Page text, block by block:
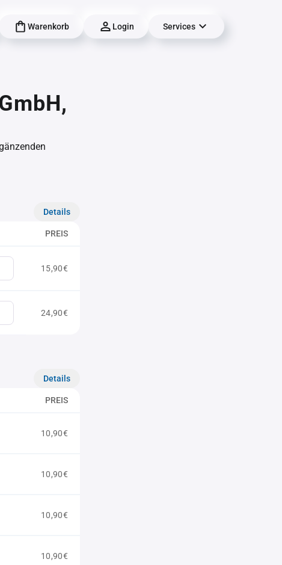
Warenkorb Login Services
Details
PREIS
15,90€
24,90€
Details
PREIS
10,90€
10,90€
10,90€
10,90€